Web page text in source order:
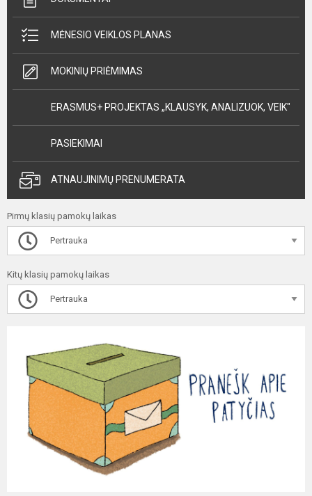
MĖNESIO VEIKLOS PLANAS
MOKINIŲ PRIĖMIMAS
ERASMUS+ PROJEKTAS „KLAUSYK, ANALIZUOK, VEIK"
PASIEKIMAI
ATNAUJINIMŲ PRENUMERATA
Pirmų klasių pamokų laikas
Pertrauka
Kitų klasių pamokų laikas
Pertrauka